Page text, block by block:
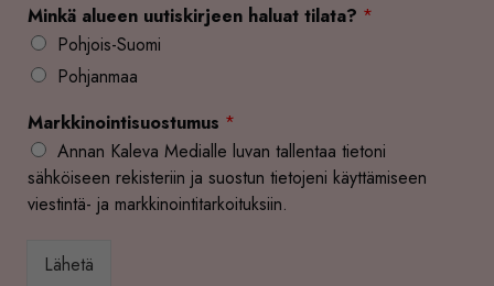
Minkä alueen uutiskirjeen haluat tilata? *
Pohjois-Suomi
Pohjanmaa
Markkinointisuostumus *
Annan Kaleva Medialle luvan tallentaa tietoni
sähköiseen rekisteriin ja suostun tietojeni käyttämiseen
viestintä- ja markkinointitarkoituksiin.
Lähetä